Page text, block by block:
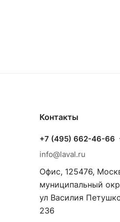
Контакты
+7 (495) 662-46-66
info@laval.ru
Офис, 125476,
муниципальный
ул Василия
236